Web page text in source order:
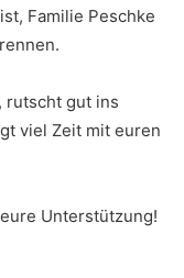
Familie Peschke
rutscht gut ins
viel Zeit mit euren
Unterstützung!